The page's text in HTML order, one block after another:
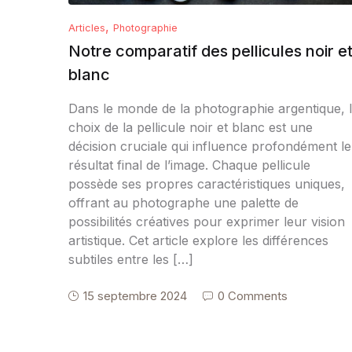
Articles, Photographie
Notre comparatif des pellicules noir et
blanc
Dans le monde de la photographie argentique,
choix de la pellicule noir et blanc est une
décision cruciale qui influence profondément le
résultat final de l’image. Chaque pellicule
possède ses propres caractéristiques uniques,
offrant au photographe une palette de
possibilités créatives pour exprimer leur vision
artistique. Cet article explore les différences
subtiles entre les […]
15 septembre 2024 0 Comments